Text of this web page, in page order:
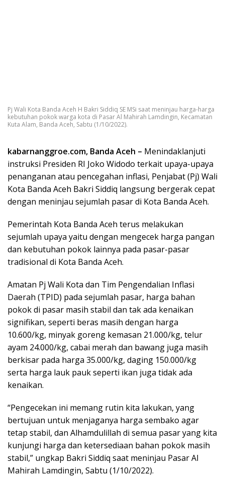
Pj Wali Kota Banda Aceh H Bakri Siddiq SE MSi saat meninjau harga-harga
kebutuhan pokok warga kota di Pasar Al Mahirah Lamdingin, Kecamatan
Kuta Alam, Banda Aceh, Sabtu (1/10/2022).
kabarnanggroe.com, Banda Aceh – Menindaklanjuti
instruksi Presiden RI Joko Widodo terkait upaya-upaya
penanganan atau pencegahan inflasi, Penjabat (Pj) Wali
Kota Banda Aceh Bakri Siddiq langsung bergerak cepat
dengan meninjau sejumlah pasar di Kota Banda Aceh.
Pemerintah Kota Banda Aceh terus melakukan
sejumlah upaya yaitu dengan mengecek harga pangan
dan kebutuhan pokok lainnya pada pasar-pasar
tradisional di Kota Banda Aceh.
Amatan Pj Wali Kota dan Tim Pengendalian Inflasi
Daerah (TPID) pada sejumlah pasar, harga bahan
pokok di pasar masih stabil dan tak ada kenaikan
signifikan, seperti beras masih dengan harga
10.600/kg, minyak goreng kemasan 21.000/kg, telur
ayam 24.000/kg, cabai merah dan bawang juga masih
berkisar pada harga 35.000/kg, daging 150.000/kg
serta harga lauk pauk seperti ikan juga tidak ada
kenaikan.
“Pengecekan ini memang rutin kita lakukan, yang
bertujuan untuk menjaganya harga sembako agar
tetap stabil, dan Alhamdulillah di semua pasar yang kita
kunjungi harga dan ketersediaan bahan pokok masih
stabil,” ungkap Bakri Siddiq saat meninjau Pasar Al
Mahirah Lamdingin, Sabtu (1/10/2022).